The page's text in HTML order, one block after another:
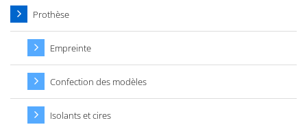
Prothèse
Empreinte
Confection des modèles
Isolants et cires